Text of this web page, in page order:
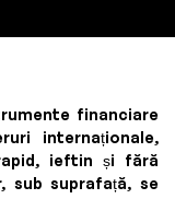
financiare
internaționale,
ieftin și fără
sub suprafață, se